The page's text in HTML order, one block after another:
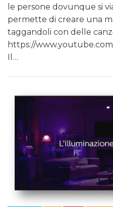
le persone dovunque si
permette di creare una
taggandoli con delle
https://
Il…